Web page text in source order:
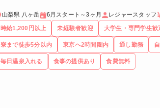
山梨県 八ヶ岳 6月スタート～3ヶ月 レジャースタッフ
時給1,200円以上 未経験者歓迎 大学生・専門学生歓
寮まで徒歩5分以内 東京へ2時間圏内 通し勤務
毎日温泉入れる 食事の提供あり 食費無料